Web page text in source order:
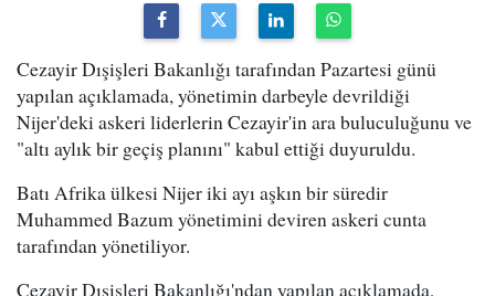
Cezayir Dışişleri Bakanlığı tarafından Pazartesi günü
yapılan açıklamada, yönetimin darbeyle devrildiği
Nijer'deki askeri liderlerin Cezayir'in ara buluculuğunu ve
"altı aylık bir geçiş planını" kabul ettiği duyuruldu.
Batı Afrika ülkesi Nijer iki ayı aşkın bir süredir
Muhammed Bazum yönetimini deviren askeri cunta
tarafından yönetiliyor.
Cezayir Dışişleri Bakanlığı'ndan yapılan açıklamada,